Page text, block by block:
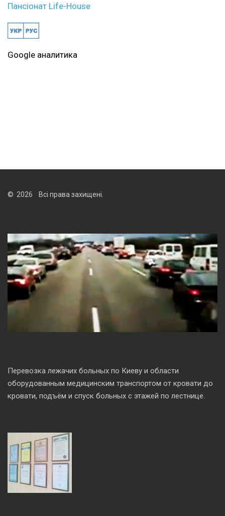
Пансіонат Life-House
Google аналитика
© 2026 Всі права захищені.
Перевозка лежачих больных по Киеву и области
оборудованным медицинским транспортом от кровати до
кровати, подъём и спуск больных с этажей по лестнице.